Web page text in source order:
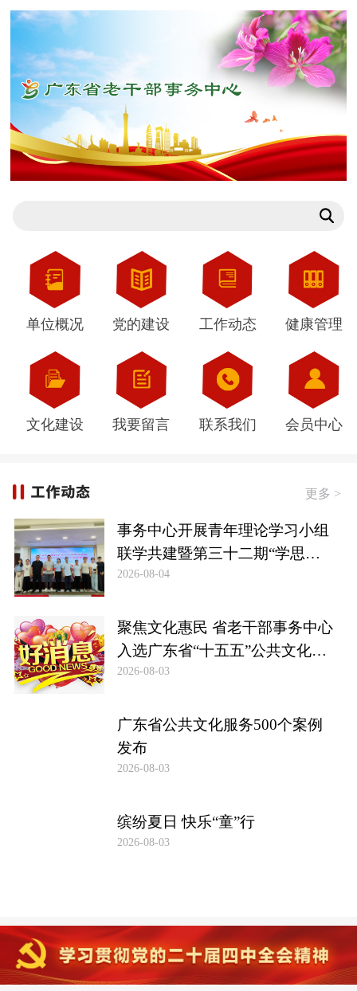
单位概况 党的建设 工作动态 健康管理
文化建设 我要留言 联系我们 会员中心
更多 >
事务中心开展青年理论学习小组
联学共建暨第三十二期“学思谈
行”读书交流会
2026-08-04
聚焦文化惠民 省老干部事务中心
入选广东省“十五五”公共文化服
务主体名单
2026-08-03
广东省公共文化服务500个案例
发布
2026-08-03
缤纷夏日 快乐“童”行
2026-08-03